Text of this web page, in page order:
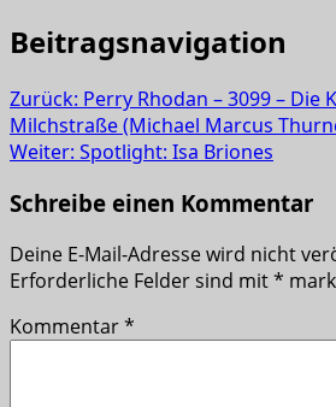
Beitragsnavigation
Zurück: Perry Rhodan – 3099 – Die
Milchstraße (Michael Marcus
Weiter: Spotlight: Isa Briones
Schreibe einen Kommentar
Deine E-Mail-Adresse wird nicht
Erforderliche Felder sind mit*
Kommentar*